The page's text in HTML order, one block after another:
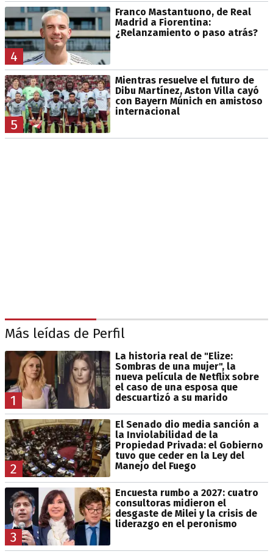
4
Franco Mastantuono, de Real
Madrid a Fiorentina:
¿Relanzamiento o paso atrás?
5
Mientras resuelve el futuro de
Dibu Martínez, Aston Villa cayó
con Bayern Múnich en amistoso
internacional
Más leídas de Perfil
1
La historia real de "Elize:
Sombras de una mujer", la
nueva película de Netflix sobre
el caso de una esposa que
descuartizó a su marido
2
El Senado dio media sanción a
la Inviolabilidad de la
Propiedad Privada: el Gobierno
tuvo que ceder en la Ley del
Manejo del Fuego
3
Encuesta rumbo a 2027: cuatro
consultoras midieron el
desgaste de Milei y la crisis de
liderazgo en el peronismo